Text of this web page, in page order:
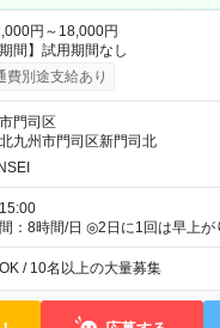
円～18,000円
期間】試用期間なし
費別途支給あり
門司区
九州市門司区新門司北
：8時間/日 ◎2日に1回は早上が
5～10時間程度
/ 10名以上の大量募集